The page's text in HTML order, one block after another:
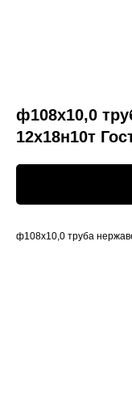
ф108х10,0
12х18н10т
ф108х10,0 труба